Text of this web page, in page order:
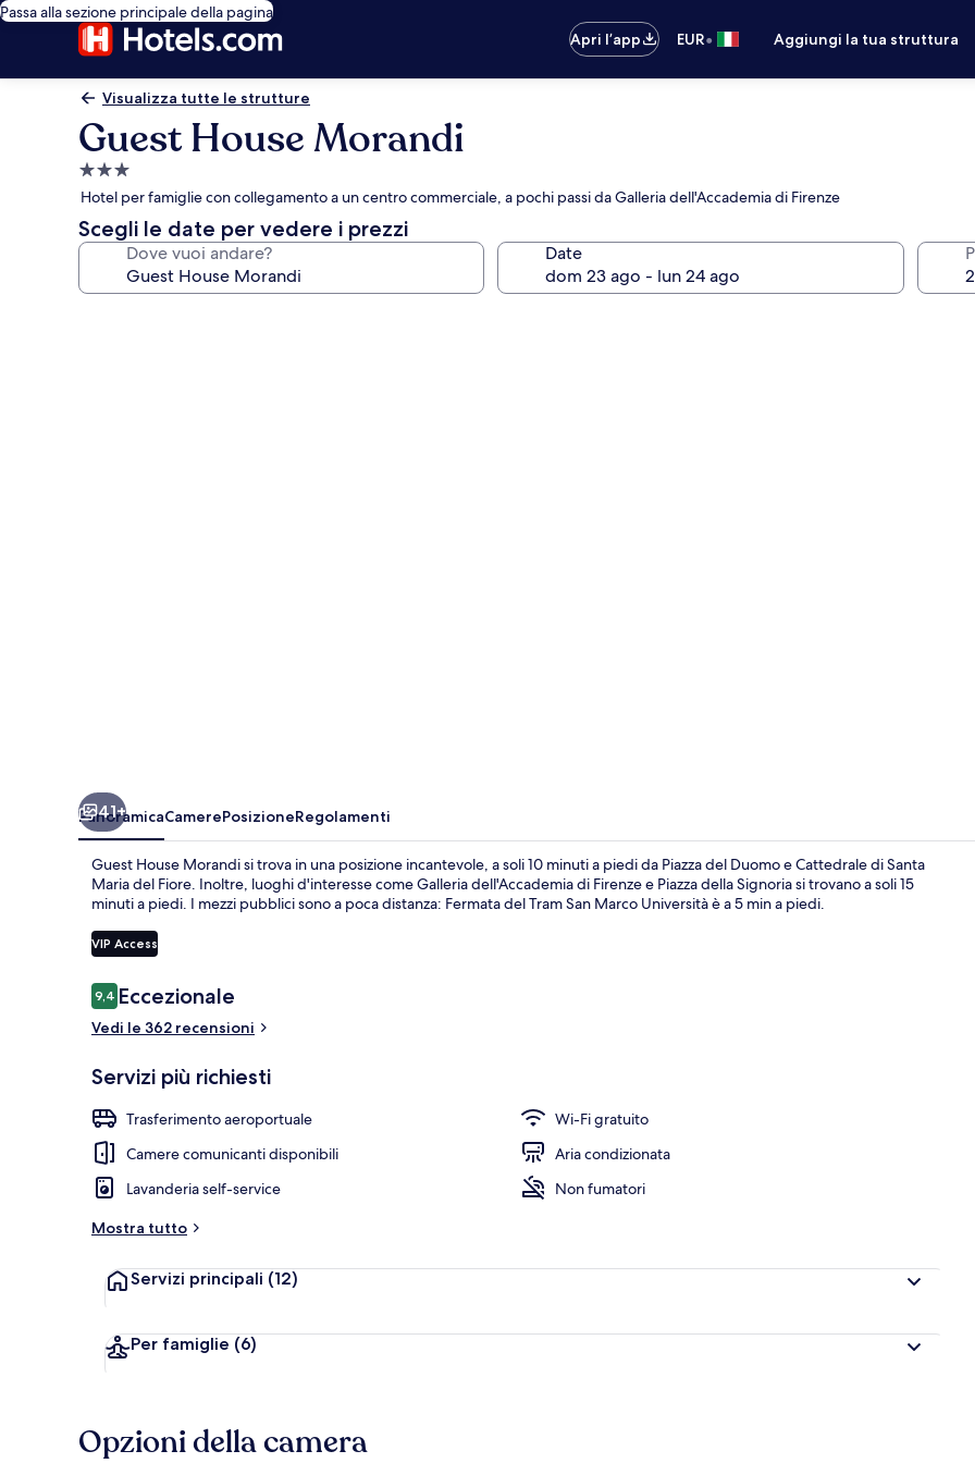
Passa alla sezione principale della pagina
Apri l’app
EUR• Aggiungi la tua struttura
Visualizza tutte le strutture
Guest House Morandi
Struttura
a
3.0
stelle
Hotel per famiglie con collegamento a un centro commerciale, a pochi passi da Galleria dell'Accademia di Firenze
Scegli le date per vedere i prezzi
Dove vuoi andare? Date
Tripla
41+
PanoramicaCamerePosizioneRegolamenti
Guest House Morandi si trova in una posizione incantevole, a soli 10 minuti a piedi da Piazza del Duomo e Cattedrale di Santa
Maria del Fiore. Inoltre, luoghi d'interesse come Galleria dell'Accademia di Firenze e Piazza della Signoria si trovano a soli 15
minuti a piedi. I mezzi pubblici sono a poca distanza: Fermata del Tram San Marco Università è a 5 min a piedi.
VIP Access
Recensioni
9,49,4 su 10
Eccezionale
Vedi le 362 recensioni
Servizi più richiesti
Trasferimento aeroportuale
Wi-Fi gratuito
Camere comunicanti disponibili
Aria condizionata
Lavanderia self-service
Non fumatori
Mostra tutto
Servizi principali (12)
Per famiglie (6)
Opzioni della camera